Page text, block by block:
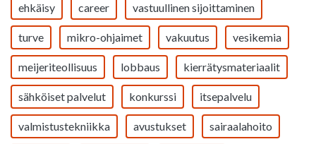
ehkäisy career vastuullinen sijoittaminen
turve mikro-ohjaimet vakuutus vesikemia
meijeriteollisuus lobbaus kierrätysmateriaalit
sähköiset palvelut konkurssi itsepalvelu
valmistustekniikka avustukset sairaalahoito